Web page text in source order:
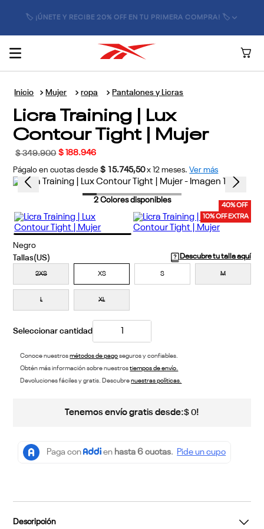
🏷️ ¡ÚNETE Y RECIBE 20% OFF EN TU PRIMERA COMPRA! 🏷️
Mujer ropa Pantalones y Licras
Licra Training | Lux
Contour Tight | Mujer
$ 349.900 $ 188.946
Págalo en cuotas desde $ 15.745,50 x 12 meses. Ver más
40% OFF
10% OFF EXTRA
2Colores disponibles
Negro
Descubre tu talla aquí
2XS XS S M
L XL
Conoce nuestrosmétodos de pagoseguros y confiables.
Obtén más información sobre nuestrostiempos de envío.
Devoluciones fáciles y gratis. Descubrenuestras políticas.
Tenemos envío gratis desde:$ 0!
Descripción